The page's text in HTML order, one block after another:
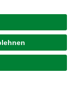
Sie nur
eines
Klinge bis an